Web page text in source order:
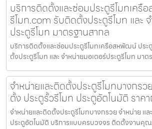
บริการติดตั้งและซ่อมประตูรีโมทเครื
รีโมท.com รับติดตั้งประตูรีโมท และ
ประตูรีโมท มาตรฐานสากล
บริการติดตั้งและซ่อมประตูรีโมทเครือสหพัฒน์ ปร
ตั้งประตูรีโมท และ จำหน่ายมอเตอร์ประตูรีโมท มาต
จำหน่ายและติดตั้งประตูรีโมทบางกร
ตั้ง ประตูรั้วรีโมท ประตูอัตโนมัติ ราค
จำหน่ายและติดตั้งประตูรีโมทบางกรวย จำหน่าย แ
ประตูอัตโนมัติ บริการแบบครบวงจร ติดตั้งงานคุ